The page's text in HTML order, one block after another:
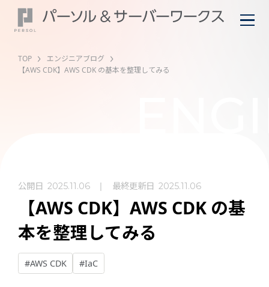
TOP
エンジニアブログ
【AWS CDK】AWS CDK の基本を整理してみる
公開日 2025.11.06 最終更新日 2025.11.06
【AWS CDK】AWS CDK の基
本を整理してみる
#AWS CDK #IaC